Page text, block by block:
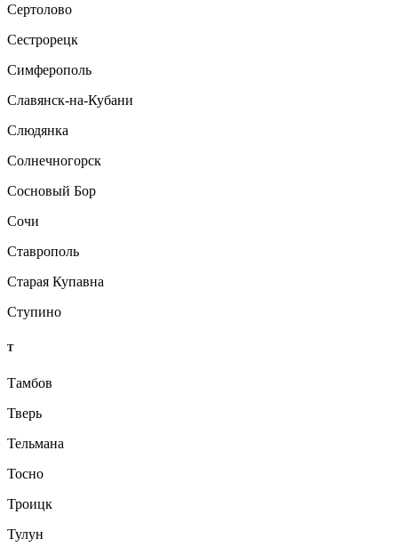
Сертолово
Сестрорецк
Симферополь
Славянск-на-Кубани
Слюдянка
Солнечногорск
Сосновый Бор
Сочи
Ставрополь
Старая Купавна
Ступино
Т
Тамбов
Тверь
Тельмана
Тосно
Троицк
Тулун